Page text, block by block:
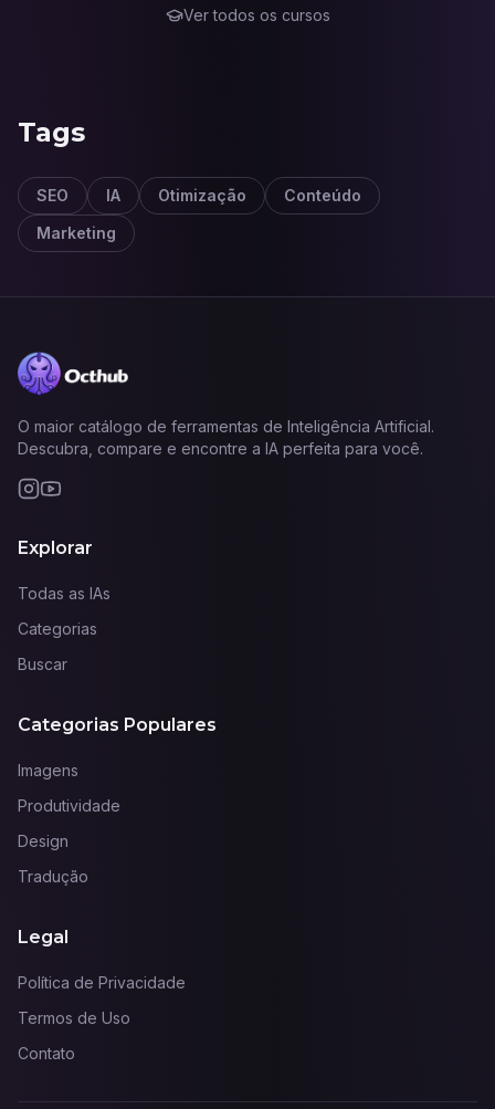
Ver todos os cursos
Tags
SEO IA Otimização
Conteúdo
Marketing
O maior catálogo de ferramentas de Inteligência Artificial.
Descubra, compare e encontre a IA perfeita para você.
Explorar
Todas as IAs
Categorias
Buscar
Categorias Populares
Imagens
Produtividade
Design
Tradução
Legal
Política de Privacidade
Termos de Uso
Contato